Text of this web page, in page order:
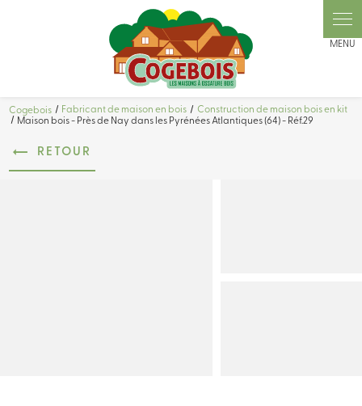
Cogebois Fabricant de maison en bois
Construction de maison bois en kit
Maison bois - Près de Nay dans les Pyrénées Atlantiques (64) - Réf.29
RETOUR